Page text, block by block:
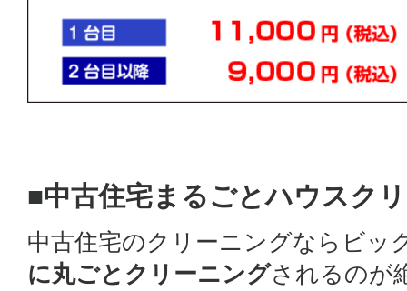
■中古住宅まるごとハウスク
中古住宅のクリーニングならビッ
に丸ごとクリーニングされるのが